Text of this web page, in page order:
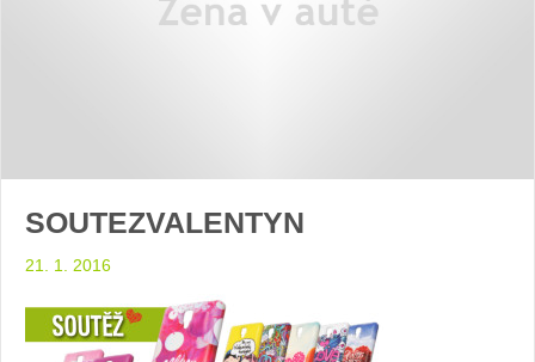
SOUTEZVALENTYN
21. 1. 2016